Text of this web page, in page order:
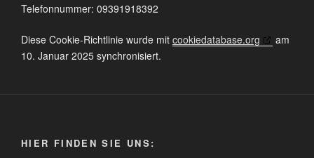
Telefonnummer: 09391918392
Diese Cookie-Richtlinie wurde mit cookiedatabase.org
am
10. Januar 2025 synchronisiert.
HIER FINDEN SIE UNS: